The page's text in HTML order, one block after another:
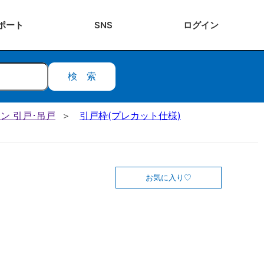
ート SNS ログイン
検索
引戸･吊戸 引戸枠(プレカット仕様)
お気に入り